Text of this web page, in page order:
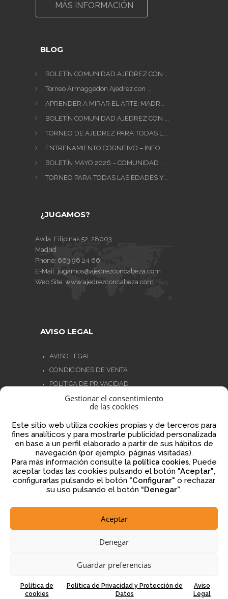
Gestionar el consentimiento
de las cookies
Este sitio web utiliza cookies propias y de terceros para
fines analíticos y para mostrarle publicidad personalizada
en base a un perfil elaborado a partir de sus hábitos de
navegación (por ejemplo, páginas visitadas).
Para más información consulte la política cookies. Puede
aceptar todas las cookies pulsando el botón "Aceptar",
configurarlas pulsando el botón "Configurar" o rechazar
su uso pulsando el botón “Denegar”.
Aceptar
Denegar
Guardar preferencias
Política de
cookies
Política de Privacidad y Protección de
Datos
Aviso
Legal
MÁS INFORMACIÓN
BLOG
BOLETÍN COMUNIDAD AJEDREZ CON ...
Torneo Armaggedón Ajedrez con ...
APRENDER A MIRAR EL ARTE: MADR...
BOLETÍN COMUNIDAD AJEDREZ CON ...
TORNEO DE AJEDREZ PARA TODAS L...
ENTRENAMIENTO COGNITIVO – INFO...
BOLETÍN MAYO 2026 – COMUNIDAD ...
TORNEO PARA TODAS LAS EDADES Y...
¿JUGAMOS?
Avda. Filipinas 52, 28003
Madrid
Phone: 663 96 24 66
E-Mail: jugamos@ajedrezconcabeza.com
Web Site: www.ajedrezconcabeza.com
AVISO LEGAL
AVISO LEGAL
CONDICIONES DE VENTA
POLÍTICA DE PRIVACIDAD
POLÍTICA DE COOKIES
NORMATIVA AJEDREZ CON CABEZA
Financiado por la Unión Europea – NextGenerationEU
2026 © ajedrezconcabeza.com